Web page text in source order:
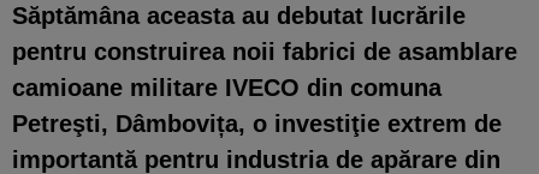
Săptămâna aceasta au debutat lucrările
pentru construirea noii fabrici de asamblare
camioane militare IVECO din comuna
Petreşti, Dâmbovița, o investiţie extrem de
importantă pentru industria de apărare din